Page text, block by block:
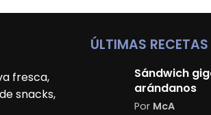
fresca,
snacks,
ÚLTIMAS RECETAS
Sándwich
arándanos
Por McA